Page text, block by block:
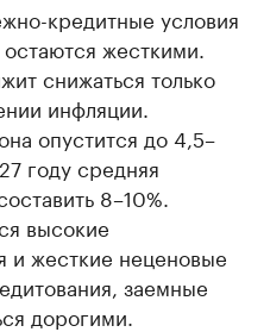
кредитные условия
жесткими.
снижаться только
инфляции.
опустится до 4,5–
году средняя
8–10%.
высокие
и жесткие неценовые
заемные
дорогими.